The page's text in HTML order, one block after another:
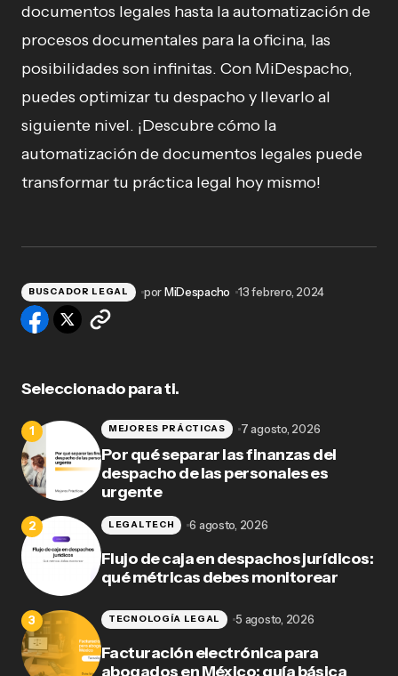
documentos legales hasta la automatización de
procesos documentales para la oficina, las
posibilidades son infinitas. Con MiDespacho,
puedes optimizar tu despacho y llevarlo al
siguiente nivel. ¡Descubre cómo la
automatización de documentos legales puede
transformar tu práctica legal hoy mismo!
BUSCADOR LEGAL porMiDespacho 13 febrero, 2024
Seleccionado para ti.
Por qué separar las finanzas del
despacho de las personales es
urgente
MEJORES PRÁCTICAS 7 agosto, 2026
Flujo de caja en despachos jurídicos:
qué métricas debes monitorear
LEGALTECH 6 agosto, 2026
Facturación electrónica para
abogados en México: guía básica
TECNOLOGÍA LEGAL 5 agosto, 2026